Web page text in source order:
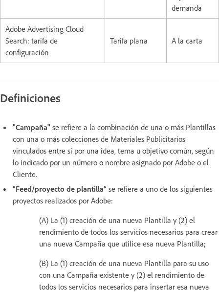
demanda
Adobe Advertising Cloud
Search: tarifa de
configuración
Tarifa plana A la carta
Definiciones
"Campaña" se refiere a la combinación de una o más Plantillas
con una o más colecciones de Materiales Publicitarios
vinculados entre sí por una idea, tema u objetivo común, según
lo indicado por un número o nombre asignado por Adobe o el
Cliente.
“Feed/proyecto de plantilla” se refiere a uno de los siguientes
proyectos realizados por Adobe:
(A) La (1) creación de una nueva Plantilla y (2) el
rendimiento de todos los servicios necesarios para crear
una nueva Campaña que utilice esa nueva Plantilla;
(B) La (1) creación de una nueva Plantilla para su uso
con una Campaña existente y (2) el rendimiento de
todos los servicios necesarios para insertar esa nueva